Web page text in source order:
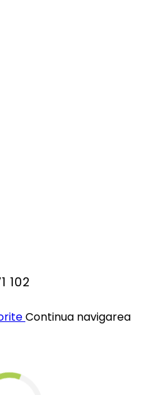
102
Continua navigarea